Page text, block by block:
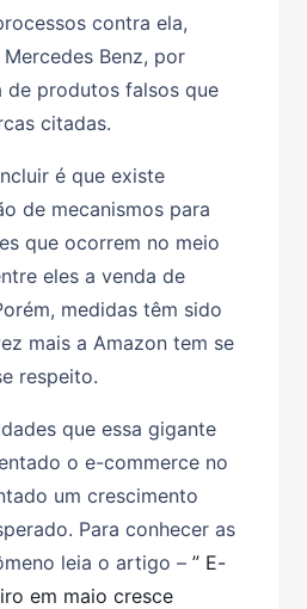
contra ela,
Benz, por
de produtos falsos que
citadas.
é que existe
de mecanismos para
que ocorrem no meio
eles a venda de
medidas têm sido
mais a Amazon tem se
respeito.
que essa gigante
o e-commerce no
um crescimento
Para conhecer as
leia o artigo – ” E-
em maio cresce